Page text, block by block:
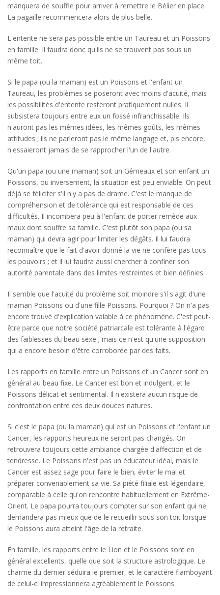
manquera de souffle pour arriver à remettre le Bélier en place.
La pagaille recommencera alors de plus belle.
L'entente ne sera pas possible entre un Taureau et un Poissons
en famille. Il faudra donc qu'ils ne se trouvent pas sous un
même toit.
Si le papa (ou la maman) est un Poissons et l'enfant un
Taureau, les problèmes se poseront avec moins d'acuité, mais
les possibilités d'entente resteront pratiquement nulles. Il
subsistera toujours entre eux un fossé infranchissable. Ils
n'auront pas les mêmes idées, les mêmes goûts, les mêmes
attitudes ; ils ne parleront pas le même langage et, pis encore,
n'essaieront jamais de se rapprocher l'un de l'autre.
Qu'un papa (ou une maman) soit un Gémeaux et son enfant un
Poissons, ou inversement, la situation est peu enviable. On peut
déjà se féliciter s'il n'y a pas de drame. C'est le manque de
compréhension et de tolérance qui est responsable de ces
difficultés. Il incombera peu à l'enfant de porter remède aux
maux dont souffre sa famille. C'est plutôt son papa (ou sa
maman) qui devra agir pour limiter les dégâts. Il lui faudra
reconnaître que le fait d'avoir donné la vie ne confère pas tous
les pouvoirs ; et il lui faudra aussi chercher à confiner son
autorité parentale dans des limites restreintes et bien définies.
Il semble que l'acuité du problème soit moindre s'il s'agit d'une
maman Poissons ou d'une fille Poissons. Pourquoi ? On n'a pas
encore trouvé d'explication valable à ce phénomène. C'est peut-
être parce que notre société patriarcale est tolérante à l'égard
des faiblesses du beau sexe ; mais ce n'est qu'une supposition
qui a encore besoin d'être corroborée par des faits.
Les rapports en famille entre un Poissons et un Cancer sont en
général au beau fixe. Le Cancer est bon et indulgent, et le
Poissons délicat et sentimental. Il n'existera aucun risque de
confrontation entre ces deux douces natures.
Si c'est le papa (ou la maman) qui est un Poissons et l'enfant un
Cancer, les rapports heureux ne seront pas changés. On
retrouvera toujours cette ambiance chargée d'affection et de
tendresse. Le Poissons n'est pas un éducateur idéal, mais le
Cancer est assez sage pour faire le bien, éviter le mal et
préparer convenablement sa vie. Sa piété filiale est légendaire,
comparable à celle qu'on rencontre habituellement en Extrême-
Orient. Le papa pourra toujours compter sur son enfant qui ne
demandera pas mieux que de le recueillir sous son toit lorsque
le Poissons aura atteint l'âge de la retraite.
En famille, les rapports entre le Lion et le Poissons sont en
général excellents, quelle que soit la structure astrologique. Le
charme du dernier séduira le premier, et le caractère flamboyant
de celui-ci impressionnera agréablement le Poissons.